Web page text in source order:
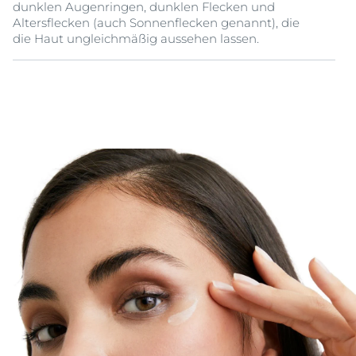
dunklen Augenringen, dunklen Flecken und
Altersflecken (auch Sonnenflecken genannt), die
die Haut ungleichmäßig aussehen lassen.
Haut zu fördern,Hyperpigmentierung
und Ihre Augenpartie an der Quelle aufzuhellen und
zu glätten.
Thiamidol®, ein wirksamer und patentierter
Wirkstoff, der an der Ursache der
Hyperpigmentierung
ansetzt, indem er die
Melaninproduktion vom ersten Tag an reduziert und
bei regelmäßiger Anwendung bereits nach 2 Wochen
erste sichtbare Ergebnisse zeigt. Es ist klinisch und
dermatologisch erwiesen, dass er alle Arten von
dunklen Flecken reduziert und ihr erneutes Auftreten
verhindert.